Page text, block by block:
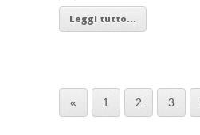
Leggi tutto...
« 1 2 3